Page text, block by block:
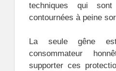
techniques qui sont
contournées à peine
La seule gêne
consommateur
supporter ces